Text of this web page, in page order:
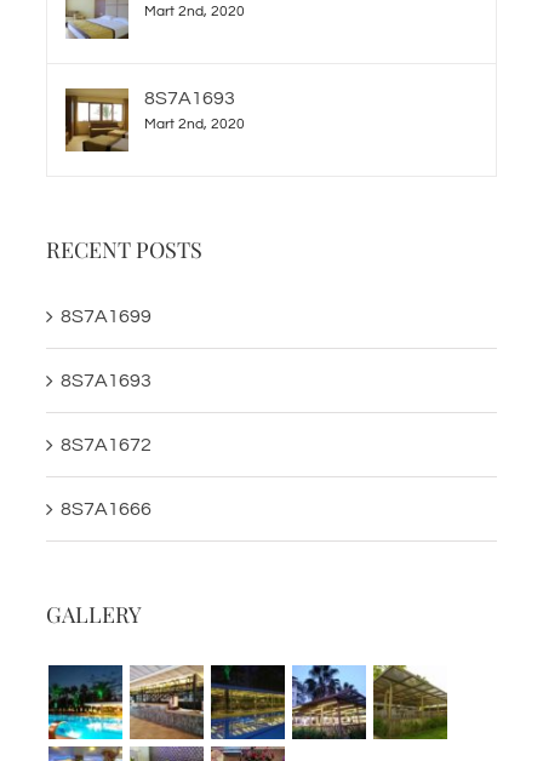
Mart 2nd, 2020
8S7A1693
Mart 2nd, 2020
RECENT POSTS
8S7A1699
8S7A1693
8S7A1672
8S7A1666
GALLERY